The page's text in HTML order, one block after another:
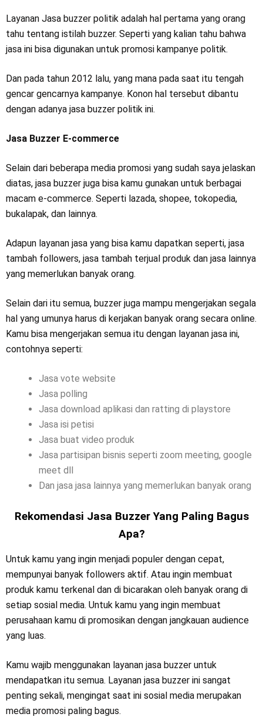
Layanan Jasa buzzer politik adalah hal pertama yang orang
tahu tentang istilah buzzer. Seperti yang kalian tahu bahwa
jasa ini bisa digunakan untuk promosi kampanye politik.
Dan pada tahun 2012 lalu, yang mana pada saat itu tengah
gencar gencarnya kampanye. Konon hal tersebut dibantu
dengan adanya jasa buzzer politik ini.
Jasa Buzzer E-commerce
Selain dari beberapa media promosi yang sudah saya jelaskan
diatas, jasa buzzer juga bisa kamu gunakan untuk berbagai
macam e-commerce. Seperti lazada, shopee, tokopedia,
bukalapak, dan lainnya.
Adapun layanan jasa yang bisa kamu dapatkan seperti, jasa
tambah followers, jasa tambah terjual produk dan jasa lainnya
yang memerlukan banyak orang.
Selain dari itu semua, buzzer juga mampu mengerjakan segala
hal yang umunya harus di kerjakan banyak orang secara online.
Kamu bisa mengerjakan semua itu dengan layanan jasa ini,
contohnya seperti:
Jasa vote website
Jasa polling
Jasa download aplikasi dan ratting di playstore
Jasa isi petisi
Jasa buat video produk
Jasa partisipan bisnis seperti zoom meeting, google
meet dll
Dan jasa jasa lainnya yang memerlukan banyak orang
Rekomendasi Jasa Buzzer Yang Paling Bagus
Apa?
Untuk kamu yang ingin menjadi populer dengan cepat,
mempunyai banyak followers aktif. Atau ingin membuat
produk kamu terkenal dan di bicarakan oleh banyak orang di
setiap sosial media. Untuk kamu yang ingin membuat
perusahaan kamu di promosikan dengan jangkauan audience
yang luas.
Kamu wajib menggunakan layanan jasa buzzer untuk
mendapatkan itu semua. Layanan jasa buzzer ini sangat
penting sekali, mengingat saat ini sosial media merupakan
media promosi paling bagus.